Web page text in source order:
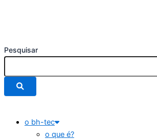
Pesquisar
o bh-tec
o que é?